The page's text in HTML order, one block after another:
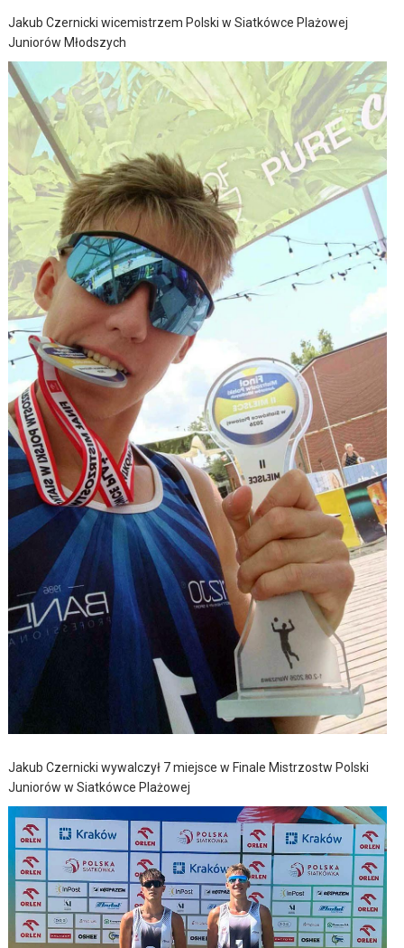
Jakub Czernicki wicemistrzem Polski w Siatkówce Plażowej
Juniorów Młodszych
Jakub Czernicki wywalczył 7 miejsce w Finale Mistrzostw Polski
Juniorów w Siatkówce Plażowej